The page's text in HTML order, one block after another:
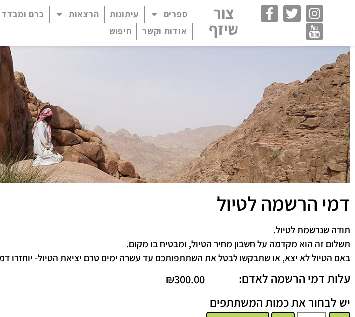
צור
שיזף
פתח תפריט במצב נגיש (התפריט יפתח בחלונית פופ-
ספרים עיתונות הרצאות כרם ומבדד
אודות וקשר
חיפוש
דמי הרשמה לטיול
תודה שנרשמת לטיול.
תשלום זה הוא מקדמה על חשבון מחיר הטיול, ומבטיח בו מקום.
באם הטיול לא יצא, או שתבקשו לבטל את השתתפותכם עד עשרה ימים טרם יציאת הטיול- יוחזרו
עלות דמי הרשמה לאדם:
יש לבחור את כמות המשתתפים
₪300.00